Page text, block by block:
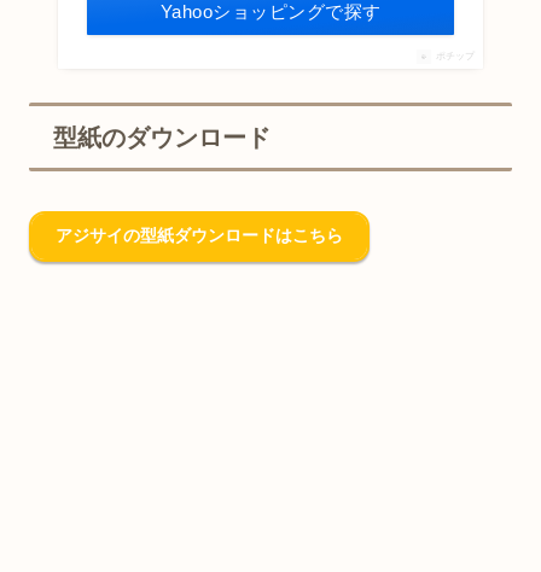
Yahooショッピングで探す
ポチップ
型紙のダウンロード
アジサイの型紙ダウンロードはこちら